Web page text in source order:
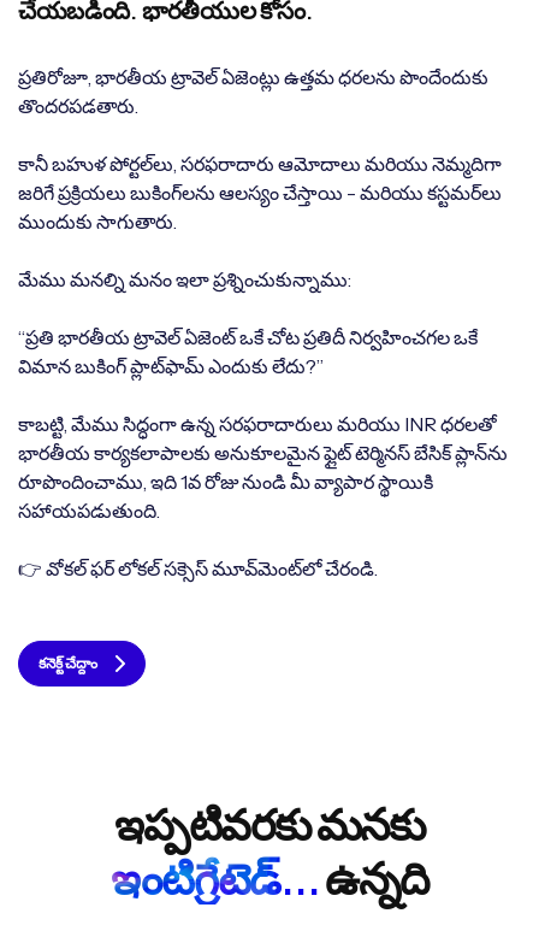
చేయబడింది. భారతీయుల కోసం.
ప్రతిరోజూ, భారతీయ ట్రావెల్ ఏజెంట్లు ఉత్తమ ధరలను పొందేందుకు
తొందరపడతారు.
కానీ బహుళ పోర్టల్‌లు, సరఫరాదారు ఆమోదాలు మరియు నెమ్మదిగా
జరిగే ప్రక్రియలు బుకింగ్‌లను ఆలస్యం చేస్తాయి - మరియు కస్టమర్‌లు
ముందుకు సాగుతారు.
మేము మనల్ని మనం ఇలా ప్రశ్నించుకున్నాము:
“ప్రతి భారతీయ ట్రావెల్ ఏజెంట్ ఒకే చోట ప్రతిదీ నిర్వహించగల ఒకే
విమాన బుకింగ్ ప్లాట్‌ఫామ్ ఎందుకు లేదు?”
కాబట్టి, మేము సిద్ధంగా ఉన్న సరఫరాదారులు మరియు INR ధరలతో
భారతీయ కార్యకలాపాలకు అనుకూలమైన ఫ్లైట్ టెర్మినస్ బేసిక్ ప్లాన్‌ను
రూపొందించాము, ఇది 1వ రోజు నుండి మీ వ్యాపార స్థాయికి
సహాయపడుతుంది.
👉 వోకల్ ఫర్ లోకల్ సక్సెస్ మూవ్‌మెంట్‌లో చేరండి.
కనెక్ట్ చేద్దాం
ఇప్పటివరకు మనకు
ఇంటిగ్రేటెడ్...ఉన్నది